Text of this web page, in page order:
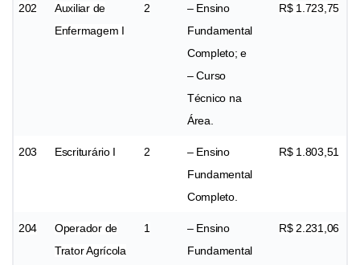
202
Auxiliar de
Enfermagem I
2
– Ensino
Fundamental
Completo; e
– Curso
Técnico na
Área.
R$ 1.723,75
203 Escriturário I 2
– Ensino
Fundamental
Completo.
R$ 1.803,51
204
Operador de
Trator Agrícola
1
– Ensino
Fundamental
R$ 2.231,06